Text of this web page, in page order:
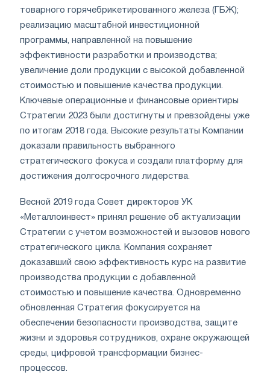
товарного горячебрикетированного железа (ГБЖ);
реализацию масштабной инвестиционной
программы, направленной на повышение
эффективности разработки и производства;
увеличение доли продукции с высокой добавленной
стоимостью и повышение качества продукции.
Ключевые операционные и финансовые ориентиры
Стратегии 2023 были достигнуты и превзойдены уже
по итогам 2018 года. Высокие результаты Компании
доказали правильность выбранного
стратегического фокуса и создали платформу для
достижения долгосрочного лидерства.
Весной 2019 года Совет директоров УК
«Металлоинвест» принял решение об актуализации
Стратегии с учетом возможностей и вызовов нового
стратегического цикла. Компания сохраняет
доказавший свою эффективность курс на развитие
производства продукции с добавленной
стоимостью и повышение качества. Одновременно
обновленная Стратегия фокусируется на
обеспечении безопасности производства, защите
жизни и здоровья сотрудников, охране окружающей
среды, цифровой трансформации бизнес-
процессов.